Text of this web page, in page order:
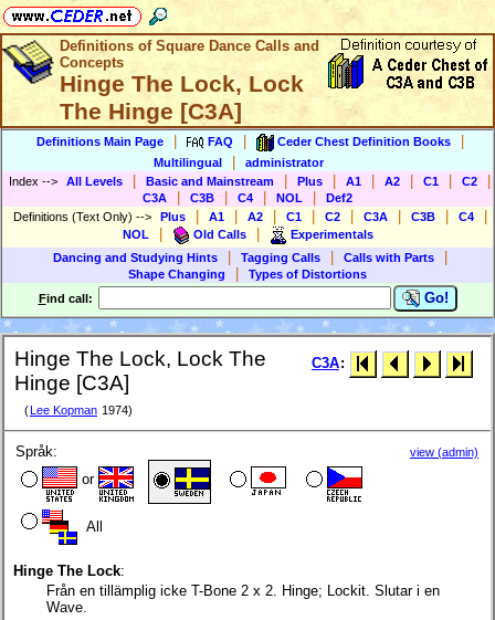
Definitions of Square Dance Calls and
Concepts
Hinge The Lock, Lock
The Hinge [C3A]
Definitions Main Page FAQ Ceder Chest Definition Books
Multilingual
administrator
Index --> All Levels Basic and Mainstream Plus A1 A2 C1 C2
C3A C3B C4 NOL
Def2
Definitions (Text Only) --> Plus A1 A2 C1 C2 C3A C3B C4
NOL Old Calls
Experimentals
Dancing and Studying Hints
Tagging Calls Calls with Parts
Shape Changing
Types of Distortions
Find call: Go!
Hinge The Lock, Lock The
Hinge [C3A]
( Lee Kopman 1974)
C3A:
Språk:
or
All
view (admin)
Hinge The Lock:
Från en tillämplig icke T-Bone 2 x 2. Hinge; Lockit. Slutar i en
Wave.